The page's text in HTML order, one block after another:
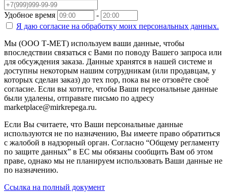
Удобное время
-
Я даю согласие на обработку моих персональных данных.
Мы (ООО Т-МЕТ) используем ваши данные, чтобы
впоследствии связаться с Вами по поводу Вашего запроса или
для обсуждения заказа. Данные хранятся в нашей системе и
доступны некоторым нашим сотрудникам (или продавцам, у
которых сделан заказ) до тех пор, пока вы не отзовёте своё
согласие. Если вы хотите, чтобы Ваши персональные данные
были удалены, отправьте письмо по адресу
marketplace@mirkrepega.ru.
Если Вы считаете, что Ваши персональные данные
используются не по назначению, Вы имеете право обратиться
с жалобой в надзорный орган. Согласно “Общему регламенту
по защите данных” в ЕС мы обязаны сообщить Вам об этом
праве, однако мы не планируем использовать Ваши данные не
по назначению.
Ссылка на полный документ